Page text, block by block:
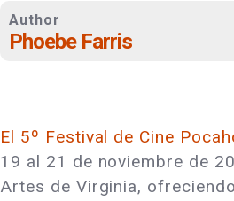
Author
Phoebe Farris
El 5º Festival de Cine
19 al 21 de noviembre de
Artes de Virginia,